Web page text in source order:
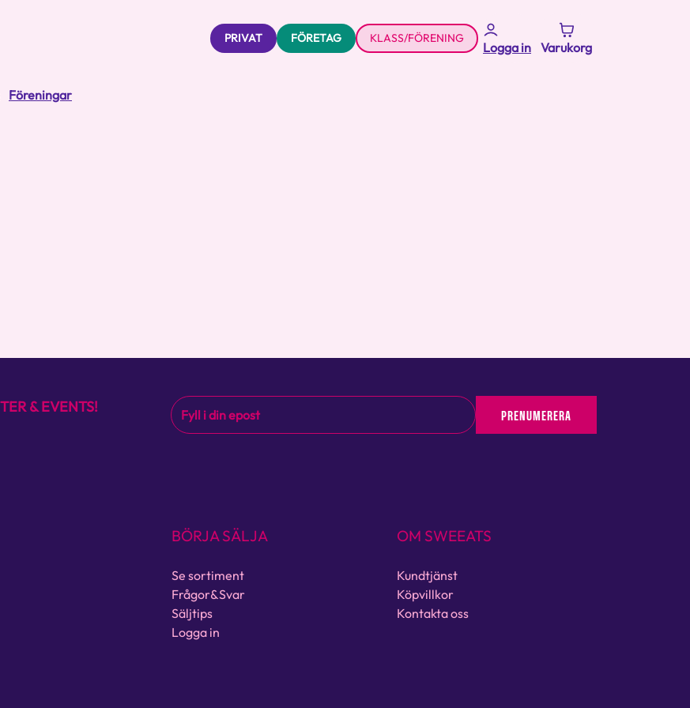
PRIVAT FÖRETAG KLASS/FÖRENING
Logga in Varukorg
Föreningar
& EVENTS! PRENUMERERA
BÖRJA SÄLJA
Se sortiment
Frågor&Svar
Säljtips
Logga in
OM SWEEATS
Kundtjänst
Köpvillkor
Kontakta oss